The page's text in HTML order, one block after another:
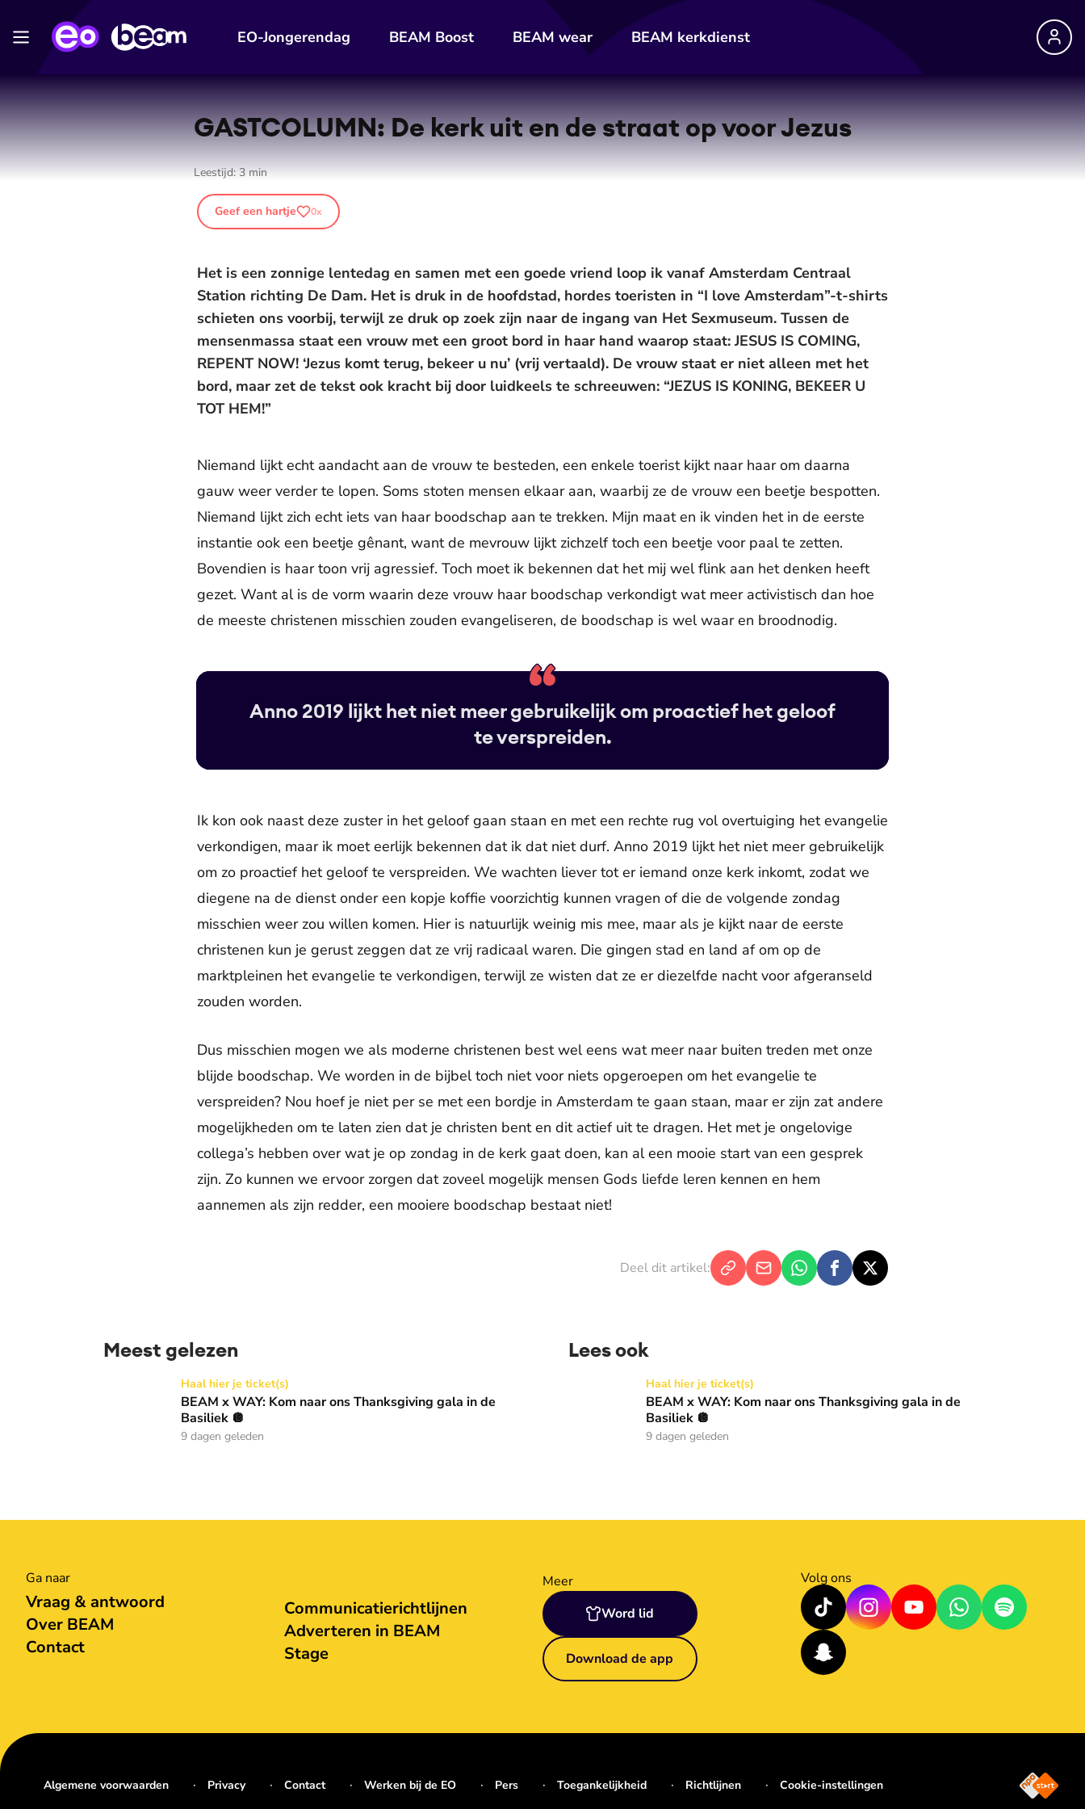
EO-Jongerendag BEAM Boost BEAM wear BEAM kerkdienst
GASTCOLUMN: De kerk uit en de straat op voor Jezus
Leestijd: 3 min
Geef een hartje 0x
Het is een zonnige lentedag en samen met een goede vriend loop ik vanaf Amsterdam Centraal
Station richting De Dam. Het is druk in de hoofdstad, hordes toeristen in “I love Amsterdam”-t-shirts
schieten ons voorbij, terwijl ze druk op zoek zijn naar de ingang van Het Sexmuseum. Tussen de
mensenmassa staat een vrouw met een groot bord in haar hand waarop staat: JESUS IS COMING,
REPENT NOW! ‘Jezus komt terug, bekeer u nu’ (vrij vertaald). De vrouw staat er niet alleen met het
bord, maar zet de tekst ook kracht bij door luidkeels te schreeuwen: “JEZUS IS KONING, BEKEER U
TOT HEM!”
Niemand lijkt echt aandacht aan de vrouw te besteden, een enkele toerist kijkt naar haar om daarna
gauw weer verder te lopen. Soms stoten mensen elkaar aan, waarbij ze de vrouw een beetje bespotten.
Niemand lijkt zich echt iets van haar boodschap aan te trekken. Mijn maat en ik vinden het in de eerste
instantie ook een beetje gênant, want de mevrouw lijkt zichzelf toch een beetje voor paal te zetten.
Bovendien is haar toon vrij agressief. Toch moet ik bekennen dat het mij wel flink aan het denken heeft
gezet. Want al is de vorm waarin deze vrouw haar boodschap verkondigt wat meer activistisch dan hoe
de meeste christenen misschien zouden evangeliseren, de boodschap is wel waar en broodnodig.
Anno 2019 lijkt het niet meer gebruikelijk om proactief het geloof
te verspreiden.
Ik kon ook naast deze zuster in het geloof gaan staan en met een rechte rug vol overtuiging het evangelie
verkondigen, maar ik moet eerlijk bekennen dat ik dat niet durf. Anno 2019 lijkt het niet meer gebruikelijk
om zo proactief het geloof te verspreiden. We wachten liever tot er iemand onze kerk inkomt, zodat we
diegene na de dienst onder een kopje koffie voorzichtig kunnen vragen of die de volgende zondag
misschien weer zou willen komen. Hier is natuurlijk weinig mis mee, maar als je kijkt naar de eerste
christenen kun je gerust zeggen dat ze vrij radicaal waren. Die gingen stad en land af om op de
marktpleinen het evangelie te verkondigen, terwijl ze wisten dat ze er diezelfde nacht voor afgeranseld
zouden worden.
Dus misschien mogen we als moderne christenen best wel eens wat meer naar buiten treden met onze
blijde boodschap. We worden in de bijbel toch niet voor niets opgeroepen om het evangelie te
verspreiden? Nou hoef je niet per se met een bordje in Amsterdam te gaan staan, maar er zijn zat andere
mogelijkheden om te laten zien dat je christen bent en dit actief uit te dragen. Het met je ongelovige
collega’s hebben over wat je op zondag in de kerk gaat doen, kan al een mooie start van een gesprek
zijn. Zo kunnen we ervoor zorgen dat zoveel mogelijk mensen Gods liefde leren kennen en hem
aannemen als zijn redder, een mooiere boodschap bestaat niet!
Deel dit artikel:
Meest gelezen
BEAM x WAY: Kom naar ons Thanksgiving gala in de Basiliek 🪩
Haal hier je ticket(s)
BEAM x WAY: Kom naar ons Thanksgiving gala in de
Basiliek 🪩
9 dagen geleden
Lees ook
BEAM x WAY: Kom naar ons Thanksgiving gala in de Basiliek 🪩
Haal hier je ticket(s)
BEAM x WAY: Kom naar ons Thanksgiving gala in de
Basiliek 🪩
9 dagen geleden
Ga naar
Vraag & antwoord
Over BEAM
Contact
Communicatierichtlijnen
Adverteren in BEAM
Stage
Meer
Word lid
Download de app
Volg ons
Algemene voorwaarden Privacy Contact Werken bij de EO Pers Toegankelijkheid Richtlijnen Cookie-instellingen